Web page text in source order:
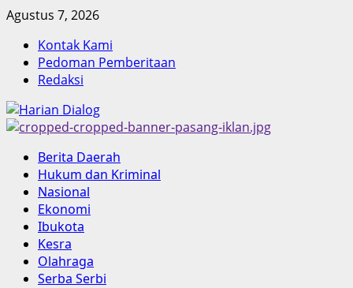
Skip
content
Agustus 7, 2026
Kontak Kami
Pedoman Pemberitaan
Redaksi
Primary
Menu
Berita Daerah
Hukum dan Kriminal
Nasional
Ekonomi
Ibukota
Kesra
Olahraga
Serba Serbi